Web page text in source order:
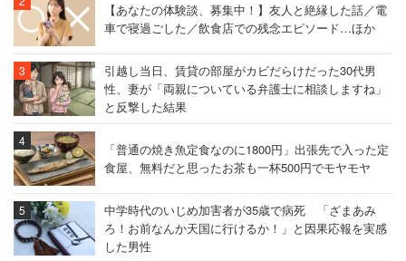
【あなたの体験談、募集中！】友人と絶縁した話／電
車で寝過ごした／飲食店での残念エピソード…ほか
引越し当日、賃貸の部屋がカビだらけだった30代男
性、妻が「両親についている弁護士に相談しますね」
と反撃した結果
「普通の焼き魚定食なのに1800円」出張先で入った定
食屋、無料だと思ったお茶も一杯500円でモヤモヤ
中学時代のいじめ加害者が35歳で病死 「ざまあみ
ろ！お前なんか天国に行けるか！」と因果応報を実感
した男性